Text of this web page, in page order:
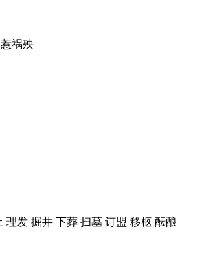
祸殃
发 掘井 下葬 扫墓 订盟 移柩 酝酿